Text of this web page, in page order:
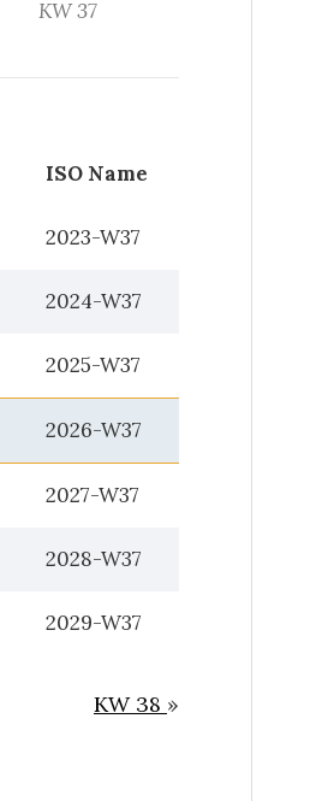
KW 37
ISO Name
2023-W37
2024-W37
2025-W37
2026-W37
2027-W37
2028-W37
2029-W37
KW 38 »